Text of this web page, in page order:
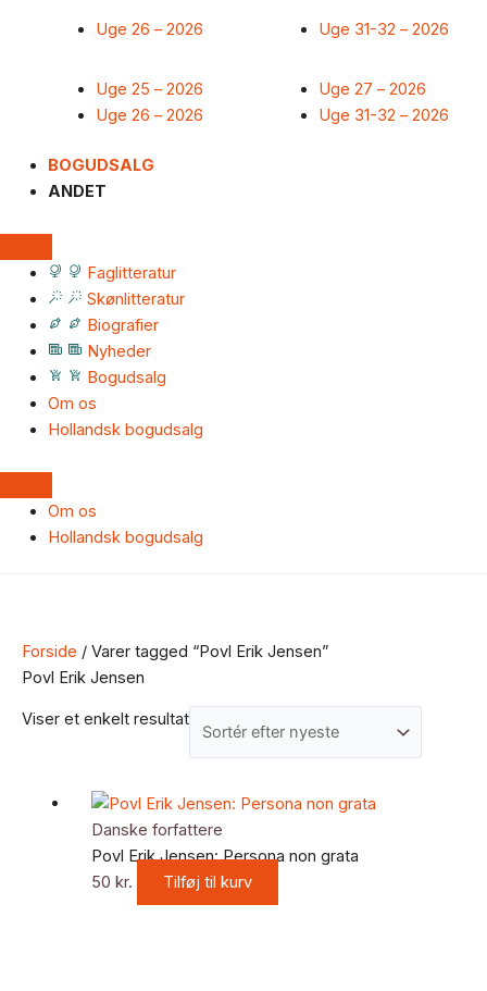
Uge 26 – 2026 Uge 31-32 – 2026
Uge 25 – 2026
Uge 26 – 2026
Uge 27 – 2026
Uge 31-32 – 2026
BOGUDSALG
ANDET
Faglitteratur
Skønlitteratur
Biografier
Nyheder
Bogudsalg
Om os
Hollandsk bogudsalg
Om os
Hollandsk bogudsalg
Forside / Varer tagged “Povl Erik Jensen”
Povl Erik Jensen
Viser et enkelt resultat
Danske forfattere
Povl Erik Jensen: Persona non grata
50 kr. Tilføj til kurv